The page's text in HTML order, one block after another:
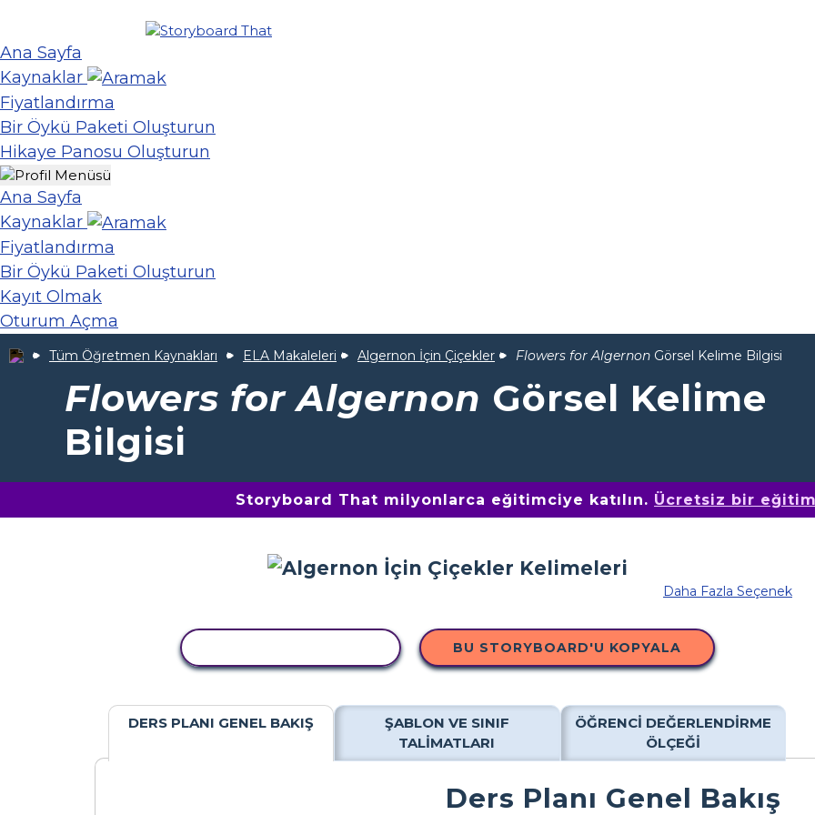
Ana Sayfa
Kaynaklar
Fiyatlandırma
Bir Öykü Paketi Oluşturun
Hikaye Panosu Oluşturun
Ana Sayfa
Kaynaklar
Fiyatlandırma
Bir Öykü Paketi Oluşturun
Kayıt Olmak
Oturum Açma
Tüm Öğretmen Kaynakları ELA Makaleleri Algernon İçin Çiçekler Flowers for Algernon Görsel Kelime Bilgisi
Flowers for Algernon Görsel Kelime
Bilgisi
Storyboard That milyonlarca eğitimciye katılın. Ücretsiz bir
Daha Fazla Seçenek
BU STORYBOARD'U KOPYALA
DERS PLANI GENEL BAKIŞ
ŞABLON VE SINIF
TALIMATLARI
ÖĞRENCI DEĞERLENDIRME
ÖLÇEĞI
Ders Planı Genel Bakış